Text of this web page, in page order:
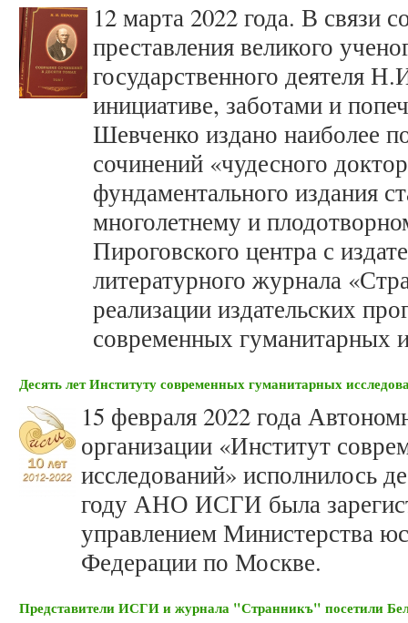
12 марта 2022 года. В связи
преставления великого
государственного деятеля
инициативе, заботами и
Шевченко издано наиболее
сочинений «чудесного
фундаментального издания
многолетнему и
Пироговского центра с
литературного журнала
реализации издательских
современных гуманитарных
Десять лет Институту современных гуманитарных
15 февраля 2022 года
организации «Институт
исследований» исполнилось
году АНО ИСГИ была
управлением Министерства
Федерации по Москве.
Представители ИСГИ и журнала "Странникъ" посетили